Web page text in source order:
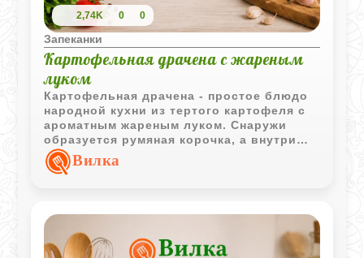
2,74K 0 0
Запеканки
Картофельная драчена с жареным
луком
Картофельная драчена - простое блюдо
народной кухни из тертого картофеля с
ароматным жареным луком. Снаружи
образуется румяная корочка, а внутри
сохраняется сочная структура.
Вилка